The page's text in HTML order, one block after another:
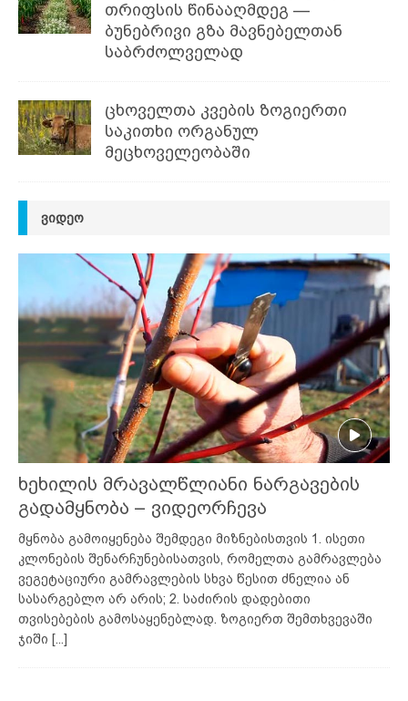
თრიფსის წინააღმდეგ —
ბუნებრივი გზა მავნებელთან
საბრძოლველად
ცხოველთა კვების ზოგიერთი
საკითხი ორგანულ
მეცხოველეობაში
ᲕᲘᲓᲔᲝ
ხეხილის მრავალწლიანი ნარგავების
გადამყნობა – ვიდეორჩევა
მყნობა გამოიყენება შემდეგი მიზნებისთვის 1. ისეთი
კლონების შენარჩუნებისათვის, რომელთა გამრავლება
ვეგეტაციური გამრავლების სხვა წესით ძნელია ან
სასარგებლო არ არის; 2. საძირის დადებითი
თვისებების გამოსაყენებლად. ზოგიერთ შემთხვევაში
ჯიში [...]